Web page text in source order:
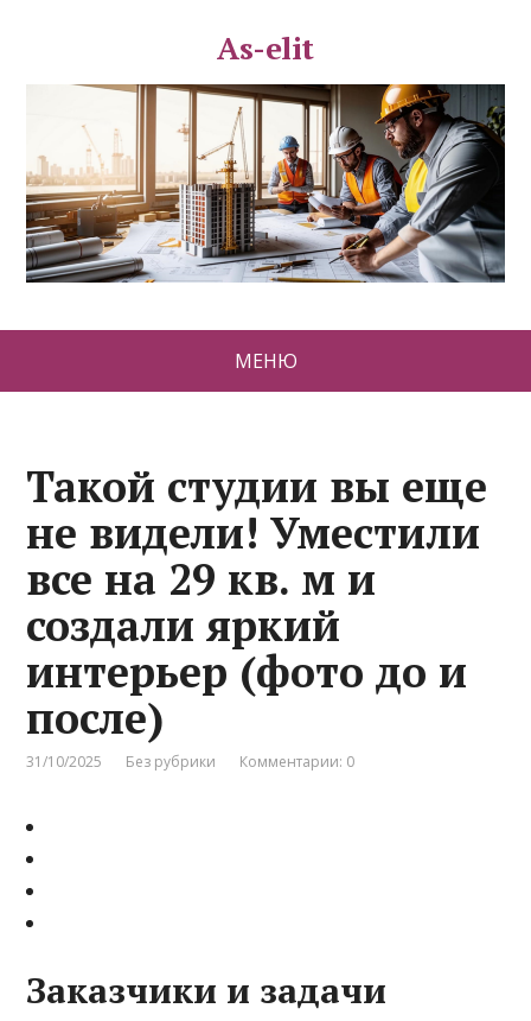
As-elit
МЕНЮ
Такой студии вы еще
не видели! Уместили
все на 29 кв. м и
создали яркий
интерьер (фото до и
после)
31/10/2025 Без рубрики Комментарии: 0
Заказчики и задачи